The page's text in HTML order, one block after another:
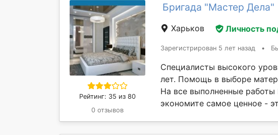
Рейтинг: 35 из 80
0 отзывов
Бригада "Мастер Дела"
Харьков Личность
Зарегистрирован 5 лет назад •
Специалисты высокого
лет. Помощь в выборе
На все выполненные
экономите самое ценное -